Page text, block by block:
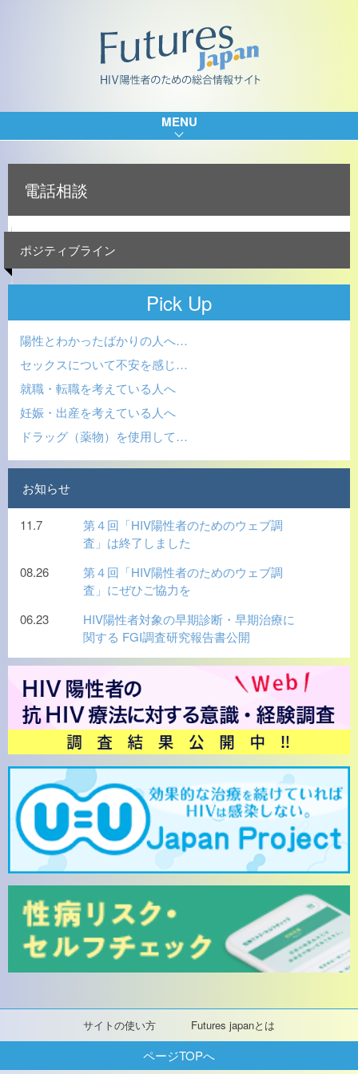
サイトの使い方 Futures japanとは
MENU
電話相談
ポジティブライン
Pick Up
陽性とわかったばかりの人へ…
セックスについて不安を感じ…
就職・転職を考えている人へ
妊娠・出産を考えている人へ
ドラッグ（薬物）を使用して…
お知らせ
11.7
第４回「HIV陽性者のためのウェブ調
査」は終了しました
08.26
第４回「HIV陽性者のためのウェブ調
査」にぜひご協力を
06.23
HIV陽性者対象の早期診断・早期治療に
関する FGI調査研究報告書公開
ページTOPへ